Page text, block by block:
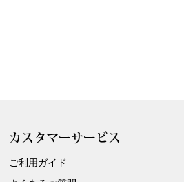
カスタマーサービス
ご利用ガイド